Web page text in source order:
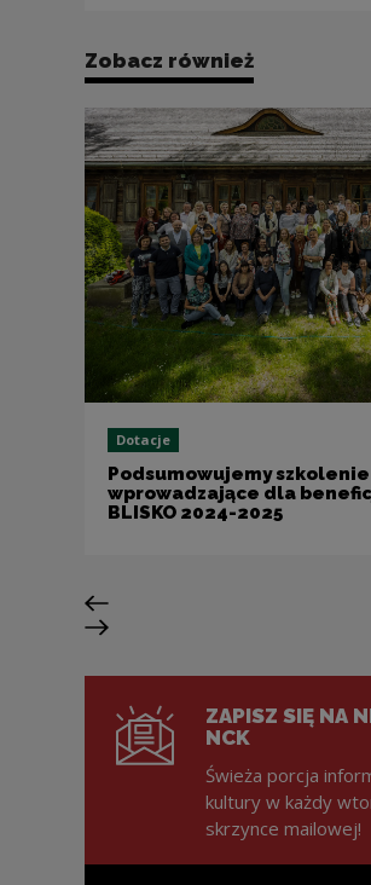
Zobacz również
Dotacje
Podsumowujemy szkolenie
wprowadzające dla
BLISKO 2024-2025
Poprzedni slajd
Następny slajd
ZAPISZ SIĘ NA
NCK
Świeża porcja
kultury w każdy
skrzynce mailowej!